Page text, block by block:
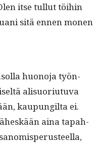
itse tul­lut töi­hin
sitä ennen mon­en
huono­ja työn­
alisuo­ri­u­tu­va
kaupungilta ei.
aina tapah­